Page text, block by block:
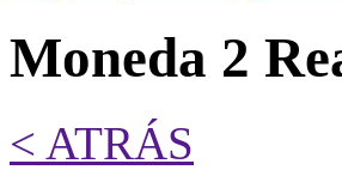
Moneda 2
< ATRÁS